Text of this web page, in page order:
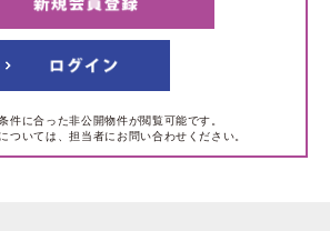
件に合った非公開物件が閲覧可能です。
ついては、担当者にお問い合わせください。